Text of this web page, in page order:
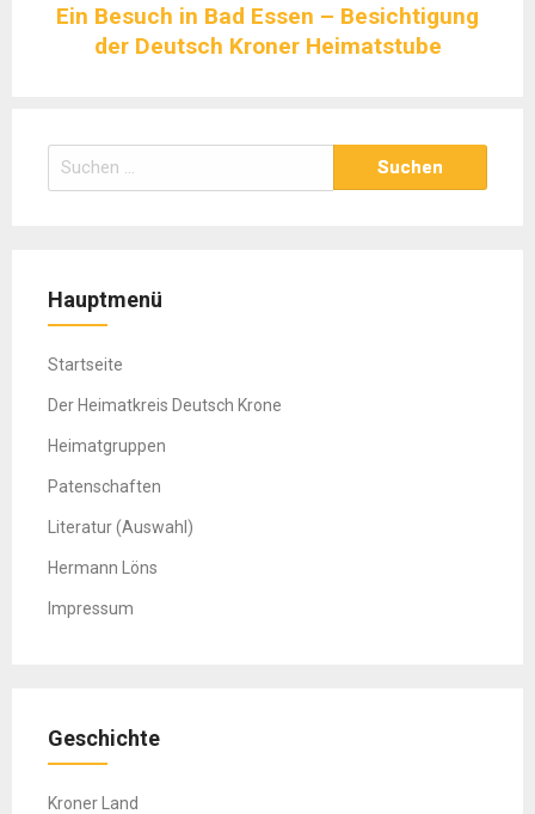
Ein Besuch in Bad Essen – Besichtigung
der Deutsch Kroner Heimatstube
Suchen
nach:
Hauptmenü
Startseite
Der Heimatkreis Deutsch Krone
Heimatgruppen
Patenschaften
Literatur (Auswahl)
Hermann Löns
Impressum
Geschichte
Kroner Land